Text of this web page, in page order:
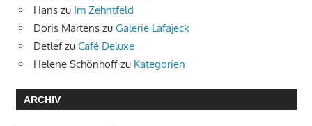
Hans zu Im Zehntfeld
Doris Martens zu Galerie Lafajeck
Detlefzu Café Deluxe
Helene Schönhoff zu Kategorien
ARCHIV